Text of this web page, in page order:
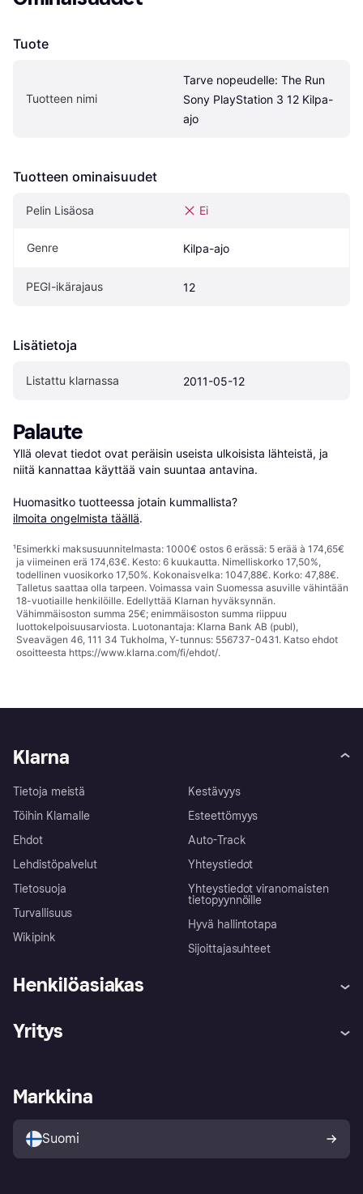
Tuote
Tuotteen nimi
Tarve nopeudelle: The Run
Sony PlayStation 3 12 Kilpa-
ajo
Tuotteen ominaisuudet
Pelin Lisäosa Ei
Genre Kilpa-ajo
PEGI-ikärajaus 12
Lisätietoja
Listattu klarnassa 2011-05-12
Palaute
Yllä olevat tiedot ovat peräisin useista ulkoisista lähteistä, ja
niitä kannattaa käyttää vain suuntaa antavina.
Huomasitko tuotteessa jotain kummallista?
ilmoita ongelmista täällä.
¹Esimerkki maksusuunnitelmasta: 1000€ ostos 6 erässä: 5 erää à 174,65€
ja viimeinen erä 174,63€. Kesto: 6 kuukautta. Nimelliskorko 17,50%,
todellinen vuosikorko 17,50%. Kokonaisvelka: 1047,88€. Korko: 47,88€.
Talletus saattaa olla tarpeen. Voimassa vain Suomessa asuville vähintään
18-vuotiaille henkilöille. Edellyttää Klarnan hyväksynnän.
Vähimmäisoston summa 25€; enimmäisoston summa riippuu
luottokelpoisuusarviosta. Luotonantaja: Klarna Bank AB (publ),
Sveavägen 46, 111 34 Tukholma, Y-tunnus: 556737-0431. Katso ehdot
osoitteesta https://www.klarna.com/fi/ehdot/.
Klarna
Tietoja meistä
Töihin Klarnalle
Ehdot
Lehdistöpalvelut
Tietosuoja
Turvallisuus
Wikipink
Kestävyys
Esteettömyys
Auto-Track
Yhteystiedot
Yhteystiedot viranomaisten
tietopyynnöille
Hyvä hallintotapa
Sijoittajasuhteet
Henkilöasiakas
Ohje
Kirjaudu sisään
Tutustu kauppoihin
Ostajan turva
Yritys
Kirjaudu sisään yrityksenä
Markkina
Suomi